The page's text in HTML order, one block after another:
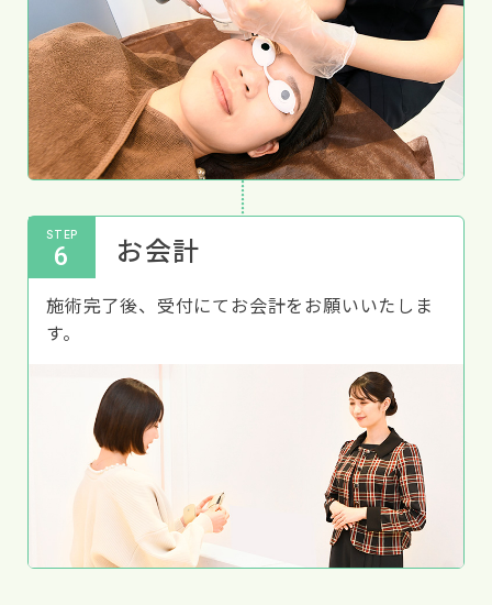
STEP
6 お会計
施術完了後、受付にてお会計をお願いいたしま
す。